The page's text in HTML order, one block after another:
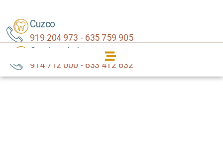
Cuzco
919 204 973 - 635 759 905
Carabanchel
914 712 000 - 633 412 632